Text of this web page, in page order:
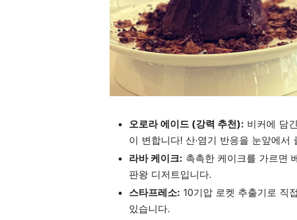
오로라 에이드 (강력 추천): 비커에 담
이 변합니다! 산·염기 반응을 눈앞에서
라바 케이크: 촉촉한 케이크를 가르면
판왕 디저트입니다.
스타프레소: 10기압 로켓 추출기로 직
있습니다.